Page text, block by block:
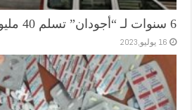
6 سنوات لـ “أجودان” تسلم 40 مليونا رشوة
16 يوليو,2023